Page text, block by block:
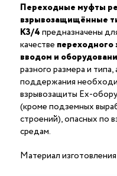
Переходные муфты
взрывозащищённые
К3/4предназначены
качестве
вводом и
разного размера и
поддержания
взрывозащиты Ex-
(кроме подземных
строений), опасных по
средам.
Материал